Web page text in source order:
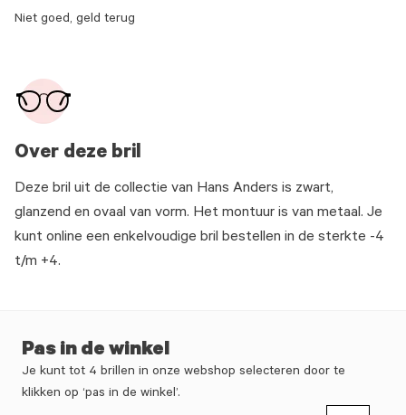
Over deze bril
Deze bril uit de collectie van Hans Anders is zwart,
glanzend en ovaal van vorm. Het montuur is van metaal. Je
kunt online een enkelvoudige bril bestellen in de sterkte -4
t/m +4.
Niet goed, geld terug
Pas in de winkel
Je kunt tot 4 brillen in onze webshop selecteren door te
klikken op ‘pas in de winkel’.